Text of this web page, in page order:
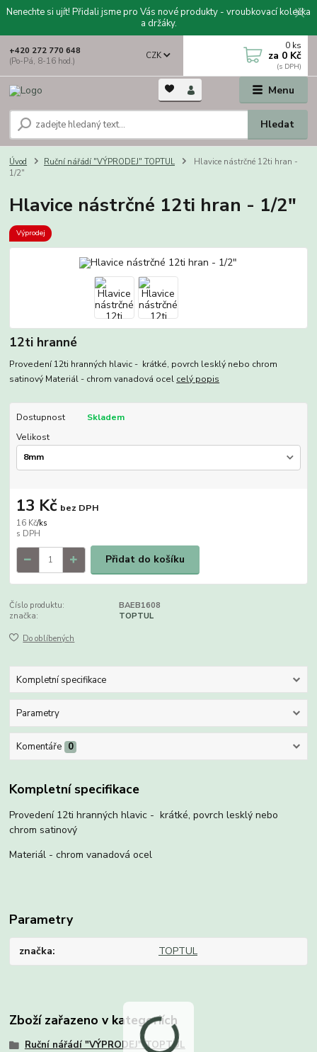
Nenechte si ujít! Přidali jsme pro Vás nové produkty - vroubkovací kolečka
a držáky.
Menu
CZK
Hledat
+420 272 770 648
(Po-Pá, 8-16 hod.)
0 ks
za 0 Kč
Úvod Ruční nářádí "VÝPRODEJ" TOPTUL
Hlavice nástrčné 12ti hran -
1/2"
Hlavice nástrčné 12ti hran - 1/2"
Výprodej
12ti hranné
Provedení 12ti hranných hlavic - krátké, povrch lesklý nebo chrom
satinový Materiál - chrom vanadová ocel celý popis
Dostupnost
Skladem
Velikost
16 Kč/ks
13 Kč bez DPH
Přidat do košíku
Číslo produktu:
BAEB1608
značka:
TOPTUL
Do oblíbených
Kompletní specifikace
Parametry
Komentáře 0
Kompletní specifikace
Provedení 12ti hranných hlavic - krátké, povrch lesklý nebo
chrom satinový
Materiál - chrom vanadová ocel
Parametry
značka TOPTUL
Zboží zařazeno v kategoriích
Ruční nářádí "VÝPRODEJ" TOPTUL